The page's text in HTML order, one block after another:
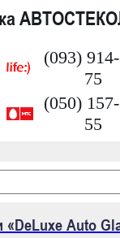
(093)
75
(050)
55
Auto